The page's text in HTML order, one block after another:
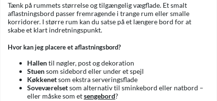
Tænk på rummets størrelse og tilgængelig vægflade. Et smalt
aflastningsbord passer fremragende i trange rum eller smalle
korridorer. I større rum kan du satse på et længere bord for at
skabe et klart indretningspunkt.
Hvor kan jeg placere et aflastningsbord?
Hallentil nøgler, post og dekoration
Stuensom sidebord eller under et spejl
Køkkenetsom ekstra serveringsflade
Soveværelsetsom alternativ til sminkebord eller natbord –
eller måske som etsengebord?